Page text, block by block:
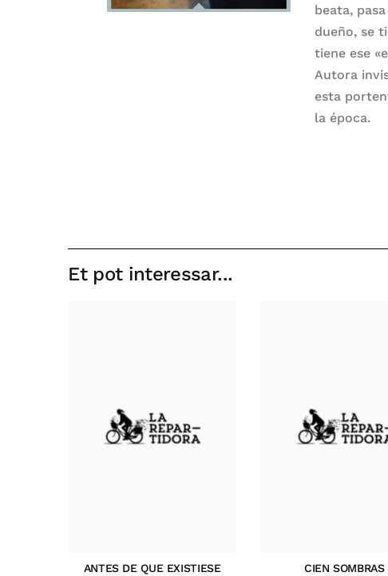
beata,
dueño, se
tiene ese
Autora
esta
la época.
Et pot interessar...
ANTES DE QUE EXISTIESE
CIEN SOMBRAS